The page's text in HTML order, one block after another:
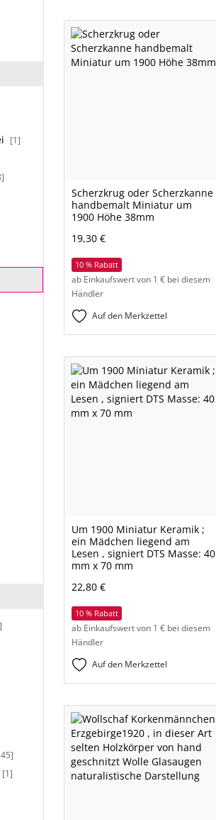
[1]
[1]
Scherzkrug oder Scherzkanne
handbemalt Miniatur um
1900 Höhe 38mm
19,30 €
10 % Rabatt
ab Einkaufswert von 1 € bei diesem
Händler
Auf den Merkzettel
Um 1900 Miniatur Keramik ;
ein Mädchen liegend am
Lesen , signiert DTS Masse: 40
mm x 70 mm
22,80 €
10 % Rabatt
ab Einkaufswert von 1 € bei diesem
Händler
Auf den Merkzettel